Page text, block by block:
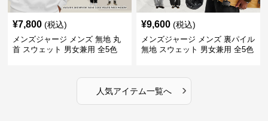
¥7,800 (税込)
メンズジャージ メンズ 無地 丸
首 スウェット 男女兼用 全5色
¥9,600 (税込)
メンズジャージ メンズ 裏パイル
無地 スウェット 男女兼用 全5色
人気アイテム一覧へ ›